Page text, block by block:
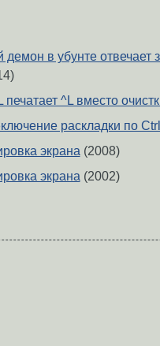
демон в убунте отвечает
печатает ^L вместо
раскладки по
экрана(2008)
экрана(2002)